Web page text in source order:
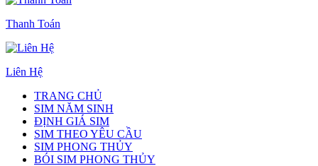
Thanh Toán
Liên Hệ
TRANG CHỦ
SIM NĂM SINH
ĐỊNH GIÁ SIM
SIM THEO YÊU CẦU
SIM PHONG THỦY
BÓI SIM PHONG THỦY